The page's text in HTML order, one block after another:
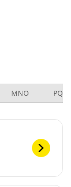
MNO PQRS